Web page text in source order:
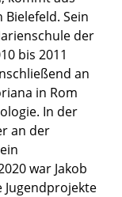
Sein
der
bis 2011
an
in Rom
In der
an der
war Jakob
Jugendprojekte